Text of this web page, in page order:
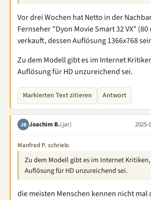
Vor drei Wochen hat Netto in der
Fernseher "Dyon Movie Smart 32 VX"
verkauft, dessen Auflösung 1366x768
Zu dem Modell gibt es im Internet
Auflösung für HD unzureichend sei.
Markierten Text zitieren Antwort
JB Joachim B.(jar) 2025-
Manfred P. schrieb:
Zu dem Modell gibt es im Internet Kritiken,
Auflösung für HD unzureichend sei.
die meisten Menschen kennen nicht mal